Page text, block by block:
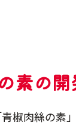
素の
椒肉絲の素」